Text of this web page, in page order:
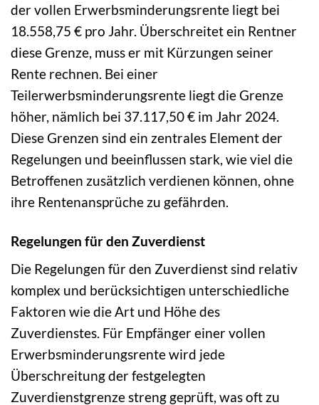
der vollen Erwerbsminderungsrente liegt bei
18.558,75 € pro Jahr. Überschreitet ein Rentner
diese Grenze, muss er mit Kürzungen seiner
Rente rechnen. Bei einer
Teilerwerbsminderungsrente liegt die Grenze
höher, nämlich bei 37.117,50 € im Jahr 2024.
Diese Grenzen sind ein zentrales Element der
Regelungen und beeinflussen stark, wie viel die
Betroffenen zusätzlich verdienen können, ohne
ihre Rentenansprüche zu gefährden.
Regelungen für den Zuverdienst
Die Regelungen für den Zuverdienst sind relativ
komplex und berücksichtigen unterschiedliche
Faktoren wie die Art und Höhe des
Zuverdienstes. Für Empfänger einer vollen
Erwerbsminderungsrente wird jede
Überschreitung der festgelegten
Zuverdienstgrenze streng geprüft, was oft zu